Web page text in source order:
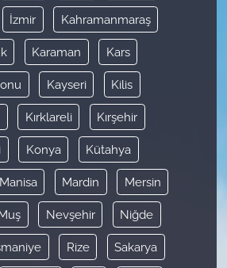
İzmir Kahramanmaraş
Karaman Kars
Kayseri Kilis
Kırklareli Kırşehir
Konya Kütahya
Manisa Mardin Mersin
Nevşehir Niğde
Rize Sakarya